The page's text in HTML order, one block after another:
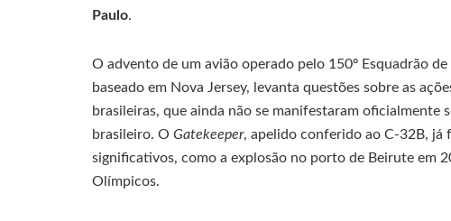
Paulo.
O advento de um avião operado pelo 150º Esquadrão
baseado em Nova Jersey, levanta questões sobre as
brasileiras, que ainda não se manifestaram oficialmente
brasileiro. O Gatekeeper, apelido conferido ao C-32B, já
significativos, como a explosão no porto de Beirute em
Olímpicos.